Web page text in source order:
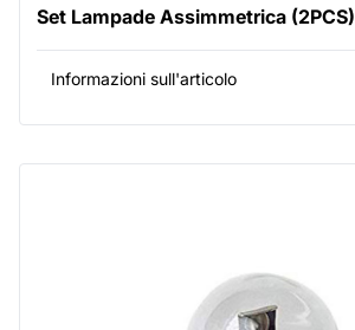
Set Lampade Assimmetrica (2PCS)
Informazioni sull'articolo